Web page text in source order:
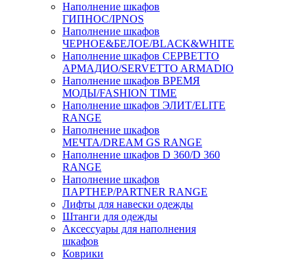
Наполнение шкафов
ГИПНОС/IPNOS
Наполнение шкафов
ЧЕРНОЕ&БЕЛОЕ/BLACK&WHITE
Наполнение шкафов СЕРВЕТТО
АРМАДИО/SERVETTO ARMADIO
Наполнение шкафов ВРЕМЯ
МОДЫ/FASHION TIME
Наполнение шкафов ЭЛИТ/ELITE
RANGE
Наполнение шкафов
МЕЧТА/DREAM GS RANGE
Наполнение шкафов D 360/D 360
RANGE
Наполнение шкафов
ПАРТНЕР/PARTNER RANGE
Лифты для навески одежды
Штанги для одежды
Аксессуары для наполнения
шкафов
Коврики